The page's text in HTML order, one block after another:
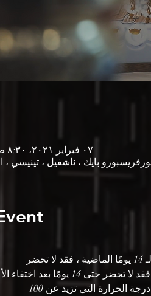
٠٧ فبراير ٢٠٢١، ٨:٣٠ ص – ١١:٠٠ ص غرينتش-٦
إذا كانت لديك أي أعراض مثل الحمى والسعال وضيق
الحرارة التي تزيد عن 100